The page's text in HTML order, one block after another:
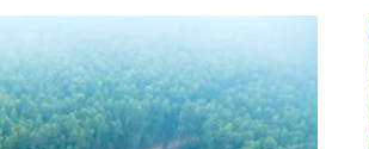
型的生態紀錄片。導演沈可尚說，
而尋找一種更貼近生命狀態的觀
、這段歷程，最後還能讓觀眾確實
通電話。王師留意到徐仁修《台
邀沈可尚談談拍攝的可能性。沈可